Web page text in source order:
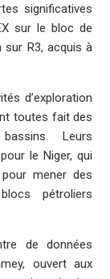
significatives
sur le bloc de
sur R3, acquis à
d’exploration
toutes fait des
bassins. Leurs
le Niger, qui
mener des
pétroliers
de données
ouvert aux